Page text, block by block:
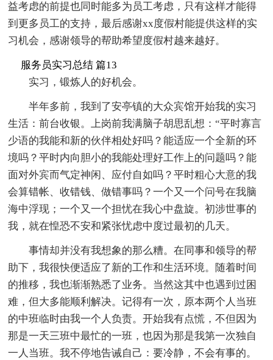
益考虑的前提也同时能多为员工考虑，只有这样才能得
到更多员工的支持，最后感谢xx度假村能提供这样的实
习机会，感谢领导的帮助希望度假村越来越好。
服务员实习总结 篇13
实习，锻炼人的好机会。
半年多前，我到了安亭镇的大众宾馆开始我的实习
生活：前台收银。上岗前我满脑子胡思乱想：“平时寡言
少语的我能和新的伙伴相处好吗？能适应一个全新的环
境吗？平时内向胆小的我能处理好工作上的问题吗？能
面对外宾而气定神闲、应付自如吗？平时粗心大意的我
会算错帐、收错钱、做错事吗？一个又一个问号在我脑
海中浮现；一个又一个担忧在我心中盘旋。初涉世事的
我，就在惶恐不安和紧张忧虑中度过最初的几天。
事情却并没有我想象的那么糟。在同事和领导的帮
助下，我很快便适应了新的工作和生活环境。随着时间
的推移，我也渐渐熟悉了业务。当然这其中也遇到过困
难，但大多能顺利解决。记得有一次，原本两个人当班
的中班临时由我一个人负责。开始我有点慌，不但因为
那是一天三班中最忙的一班，也因为那是我第一次独自
一人当班。我不停地告诫自己：要冷静，不会有事的。